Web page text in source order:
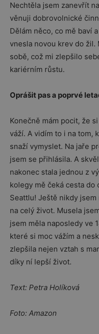
Nechtěla jsem zanevřít
věnuji dobrovolnické
Dělám něco, co mě baví
vnesla novou krev do žil.
sobě, což mi zlepšilo
kariérním růstu.
Oprášit pas a poprvé
Konečně mám pocit, že
váží. A vidím to i na tom,
snaží vymyslet. Na jaře
jsem se přihlásila. A
nakonec stala jednou z
kolegy mě čeká cesta do
Seattlu! Ještě nikdy
na celý život. Musela
jsem měla naposledy ve
které si moc vážím a
zlepšila nejen vztah s
díky ní lepší život.
Text: Petra Holíková
Foto: Amazon